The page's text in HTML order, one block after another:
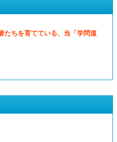
たちを育てている、当「学問道